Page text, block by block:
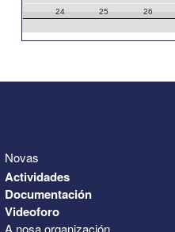
24 25 26
Novas
Actividades
Documentación
Videoforo
A nosa organización